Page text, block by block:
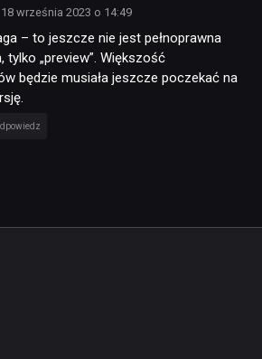
18 września 2023 o 14:49
– to jeszcze nie jest pełnoprawna
tylko „preview”. Większość
będzie musiała jeszcze poczekać na